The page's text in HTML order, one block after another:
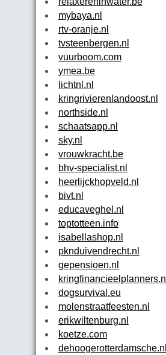
mybaya.nl
rtv-oranje.nl
tvsteenbergen.nl
vuurboom.com
ymea.be
lichtnl.nl
kringrivierenlandoost.nl
northside.nl
schaatsapp.nl
sky.nl
vrouwkracht.be
bhv-specialist.nl
heerlijckhopveld.nl
bivt.nl
educaveghel.nl
toptotteen.info
isabellashop.nl
pknduivendrecht.nl
gepensioen.nl
kringfinancieelplanners.nl
dogsurvival.eu
molenstraatfeesten.nl
erikwiltenburg.nl
koetze.com
dehoogerotterdamsche.nl